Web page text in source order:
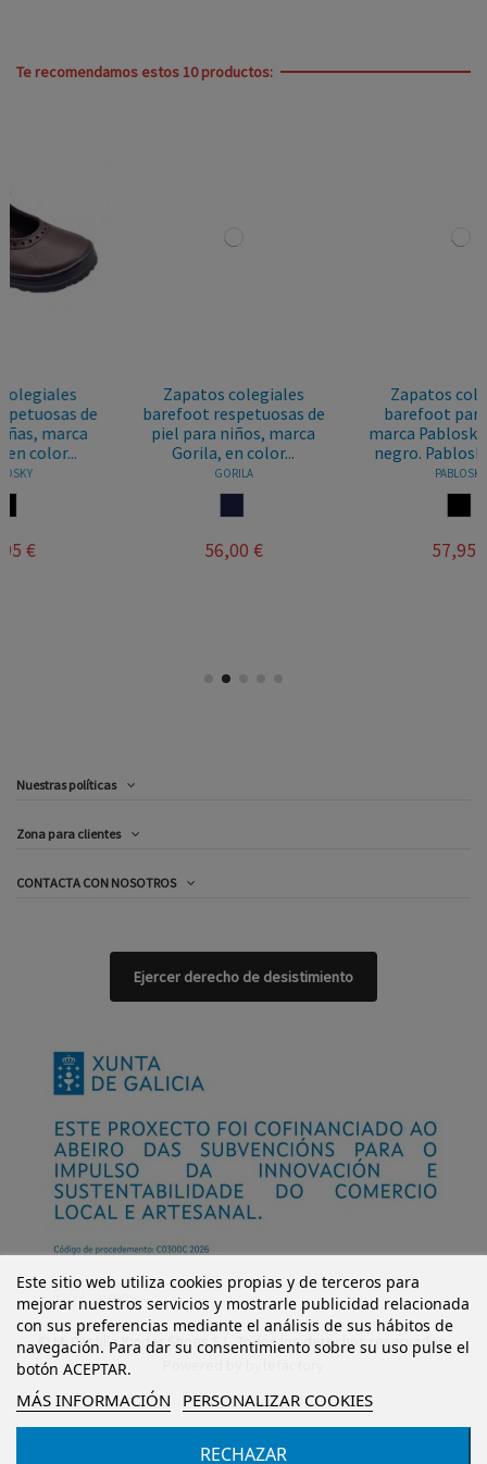
Te recomendamos estos 10 productos:
Zapatos colegiales
barefoot respetuosas de
piel para niños, marca
Gorila, en color...
Zapatos colegiales
barefoot para niños,
marca Pablosky, en color
negro. Pablosky 355815
Nuestras políticas
Zona para clientes
CONTACTA CON NOSOTROS
Este sitio web utiliza cookies propias y de terceros para
mejorar nuestros servicios y mostrarle publicidad relacionada
con sus preferencias mediante el análisis de sus hábitos de
navegación. Para dar su consentimiento sobre su uso pulse el
botón ACEPTAR.
MÁS INFORMACIÓN PERSONALIZAR COOKIES
RECHAZAR
Ejercer derecho de desistimiento
© Mi Castillo Kinder Shoes S.L. Todos los derechos reservados.